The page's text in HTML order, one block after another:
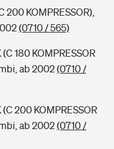
KOMPRESSOR),
(0710 / 565)
180 KOMPRESSOR
ab 2002(0710 /
200 KOMPRESSOR
ab 2002(0710 /